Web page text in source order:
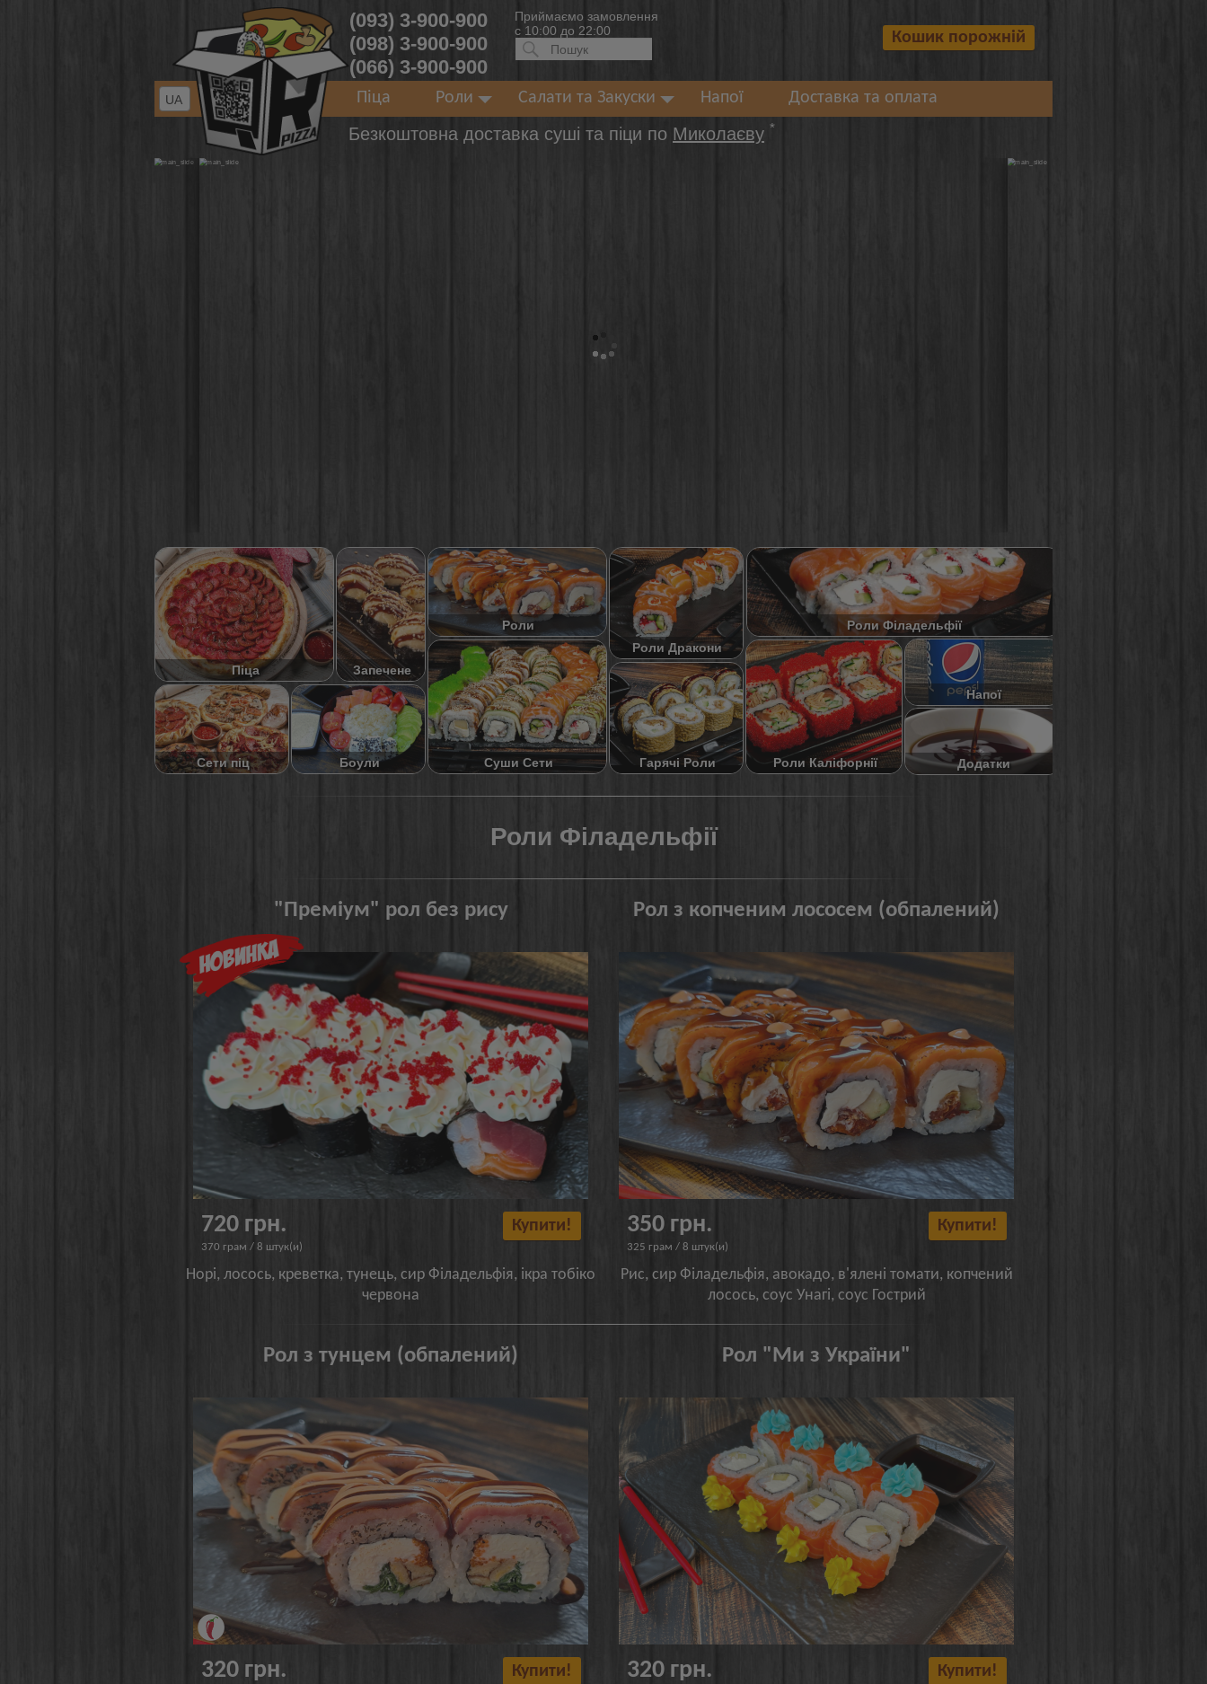
(093) 3-900-900
(098) 3-900-900
(066) 3-900-900
Приймаємо замовлення
с 10:00 до 22:00
Искать:ПОИСК Кошик порожній
Піца Роли Салати та Закуски Напої Доставка та оплата
Безкоштовна доставка суші та піци по Миколаєву *
UA
Піца Запечене
Роли
Роли Дракони
Роли Філадельфії
Сети піц Боули Суши Сети Гарячі Роли Роли Каліфорнії
Напої
Додатки
Роли Філадельфії
"Преміум" рол без рису
720 грн.
370 грам / 8 штук(и)
Купити!
Норі, лосось, креветка, тунець, сир Філадельфія, ікра тобіко
червона
Рол з копченим лососем (обпалений)
350 грн.
325 грам / 8 штук(и)
Купити!
Рис, сир Філадельфія, авокадо, в'ялені томати, копчений
лосось, соус Унагі, соус Гострий
Рол з тунцем (обпалений)
320 грн. Купити!
Рол "Ми з України"
320 грн. Купити!